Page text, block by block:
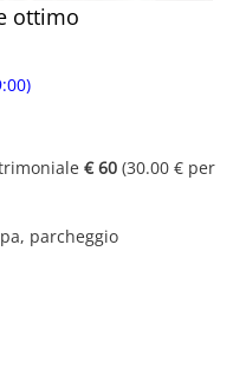
ottimo
€ 60 (30.00 € per
parcheggio